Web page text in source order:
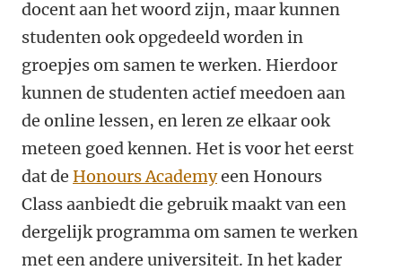
docent aan het woord zijn, maar kunnen
studenten ook opgedeeld worden in
groepjes om samen te werken. Hierdoor
kunnen de studenten actief meedoen aan
de online lessen, en leren ze elkaar ook
meteen goed kennen. Het is voor het eerst
dat de Honours Academyeen Honours
Class aanbiedt die gebruik maakt van een
dergelijk programma om samen te werken
met een andere universiteit. In het kader